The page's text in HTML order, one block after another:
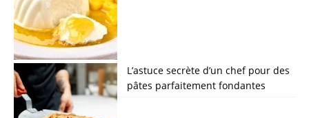
L’astuce secrète d’un chef pour des
pâtes parfaitement fondantes